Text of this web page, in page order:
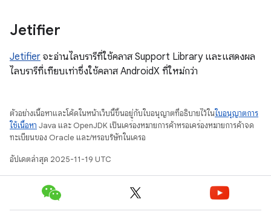
Jetifier
Jetifier จะอ่านไลบรารีที่ใช้คลาส Support Library และแสดงผล
ไลบรารีที่เทียบเท่าซึ่งใช้คลาส AndroidX ที่ใหม่กว่า
ตัวอย่างเนื้อหาและโค้ดในหน้าเว็บนี้ขึ้นอยู่กับใบอนุญาตที่อธิบายไว้ในใบอนุญาตการ
ใช้เนื้อหา Java และ OpenJDK เป็นเครื่องหมายการค้าหรือเครื่องหมายการค้าจด
ทะเบียนของ Oracle และ/หรือบริษัทในเครือ
อัปเดตล่าสุด 2025-11-19 UTC